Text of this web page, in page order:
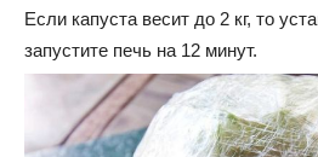
Если капуста весит до 2 кг, то
запустите печь на 12 минут.